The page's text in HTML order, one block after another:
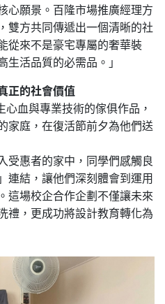
心願景。百隆市場推廣經理方
雙方共同傳遞出一個清晰的社
從來不是豪宅專屬的奢華裝
活品質的必需品。」
正的社會價值
血與專業技術的傢俱作品，
家庭，在復活節前夕為他們送
受惠者的家中，同學們感觸良
連結，讓他們深刻體會到運用
這場校企合作企劃不僅讓未來
禮，更成功將設計教育轉化為